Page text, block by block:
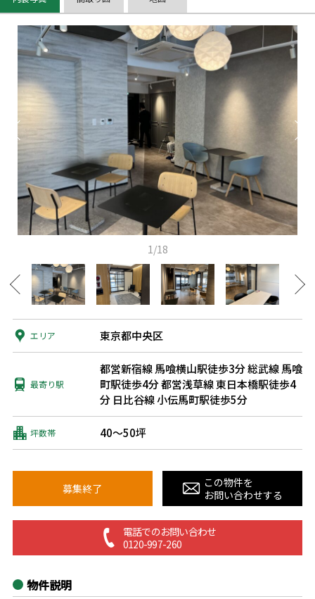
1/18
エリア 東京都中央区
最寄り駅
都営新宿線 馬喰横山駅徒歩3分総武線 馬喰
町駅徒歩4分都営浅草線 東日本橋駅徒歩4
分日比谷線 小伝馬町駅徒歩5分
坪数帯 40～50坪
募集終了
この物件を
お問い合わせする
電話でのお問い合わせ
0120-997-260
物件説明